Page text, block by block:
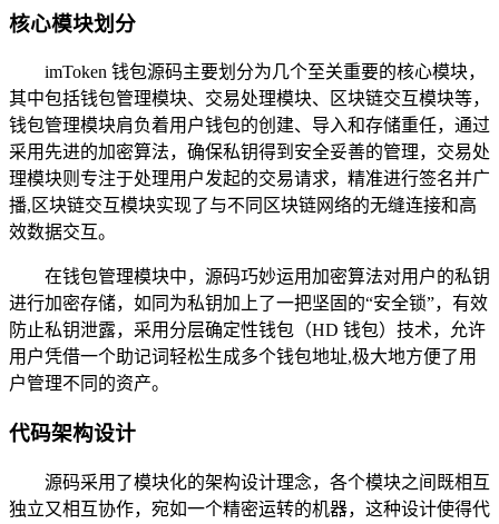
核心模块划分
imToken 钱包源码主要划分为几个至关重要的核心模块，
其中包括钱包管理模块、交易处理模块、区块链交互模块等，
钱包管理模块肩负着用户钱包的创建、导入和存储重任，通过
采用先进的加密算法，确保私钥得到安全妥善的管理，交易处
理模块则专注于处理用户发起的交易请求，精准进行签名并广
播,区块链交互模块实现了与不同区块链网络的无缝连接和高
效数据交互。
在钱包管理模块中，源码巧妙运用加密算法对用户的私钥
进行加密存储，如同为私钥加上了一把坚固的“安全锁”，有效
防止私钥泄露，采用分层确定性钱包（HD 钱包）技术，允许
用户凭借一个助记词轻松生成多个钱包地址,极大地方便了用
户管理不同的资产。
代码架构设计
源码采用了模块化的架构设计理念，各个模块之间既相互
独立又相互协作，宛如一个精密运转的机器，这种设计使得代